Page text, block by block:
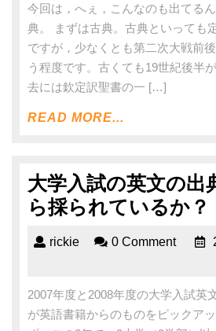
今回は，へぇ，こんなのも出てる
典。 まずは古典。古典といっても
ですが，少なくとも第二次大戦前
う程度です。古くても19世紀後半
去には欽定訳聖書の一 […]
READ MORE...
大学入試の英文の
ら採られているか
rickie 0 Comment
2007年度と2008年度の大学入試英
が英語書籍からのものをピックア